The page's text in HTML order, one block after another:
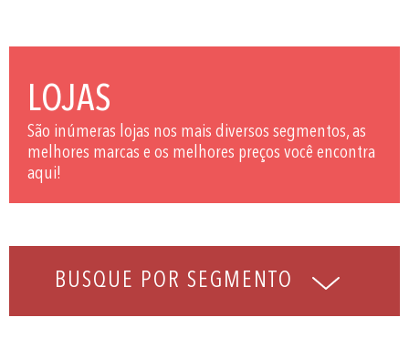
LOJAS
São inúmeras lojas nos mais diversos segmentos, as
melhores marcas e os melhores preços você encontra
aqui!